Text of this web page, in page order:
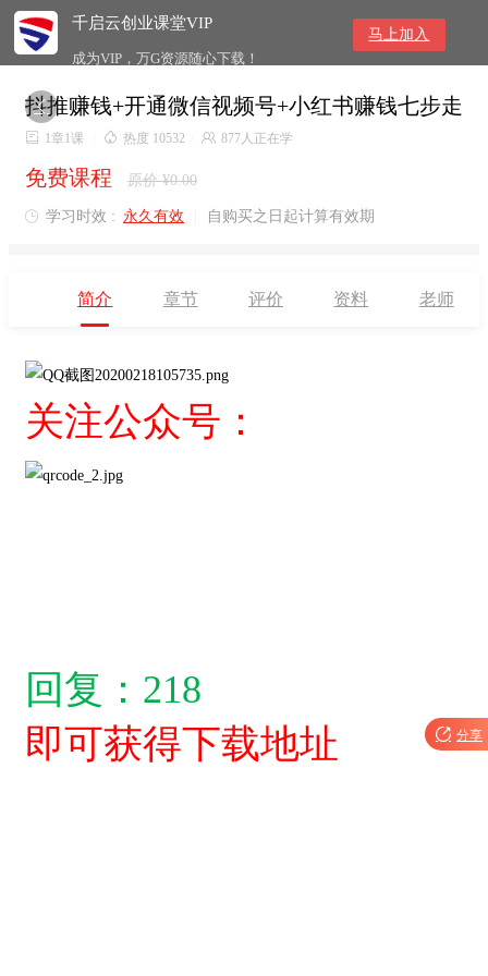
千启云创业课堂VIP
成为VIP，万G资源随心下载！
马上加入

抖推赚钱+开通微信视频号+小红书赚钱七步走
 1章1课  热度 10532  877人正在学
免费课程 原价 ¥0.00
 学习时效 : 永久有效 自购买之日起计算有效期
简介 章节 评价 资料 老师
关注公众号：
回复：218
即可获得下载地址
 分享